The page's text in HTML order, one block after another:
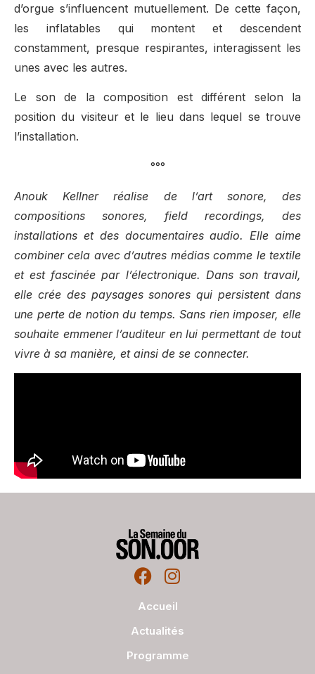
d’orgue s’influencent mutuellement. De cette façon,
les inflatables qui montent et descendent
constamment, presque respirantes, interagissent les
unes avec les autres.
Le son de la composition est différent selon la
position du visiteur et le lieu dans lequel se trouve
l’installation.
°°°
Anouk Kellner réalise de l’art sonore, des
compositions sonores, field recordings, des
installations et des documentaires audio. Elle aime
combiner cela avec d’autres médias comme le textile
et est fascinée par l’électronique. Dans son travail,
elle crée des paysages sonores qui persistent dans
une perte de notion du temps. Sans rien imposer, elle
souhaite emmener l’auditeur en lui permettant de tout
vivre à sa manière, et ainsi de se connecter.
Accueil
Actualités
Programme